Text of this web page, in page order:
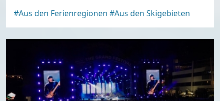
#Aus den Ferienregionen #Aus den Skigebieten